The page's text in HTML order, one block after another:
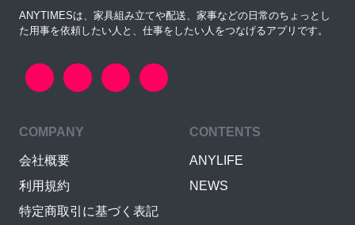
ANYTIMESは、家具組み立てや配送、家事などの日常のちょっとし
た用事を依頼したい人と、仕事をしたい人をつなげるアプリです。
COMPANY
会社概要
利用規約
特定商取引に基づく表記
CONTENTS
ANYLIFE
NEWS